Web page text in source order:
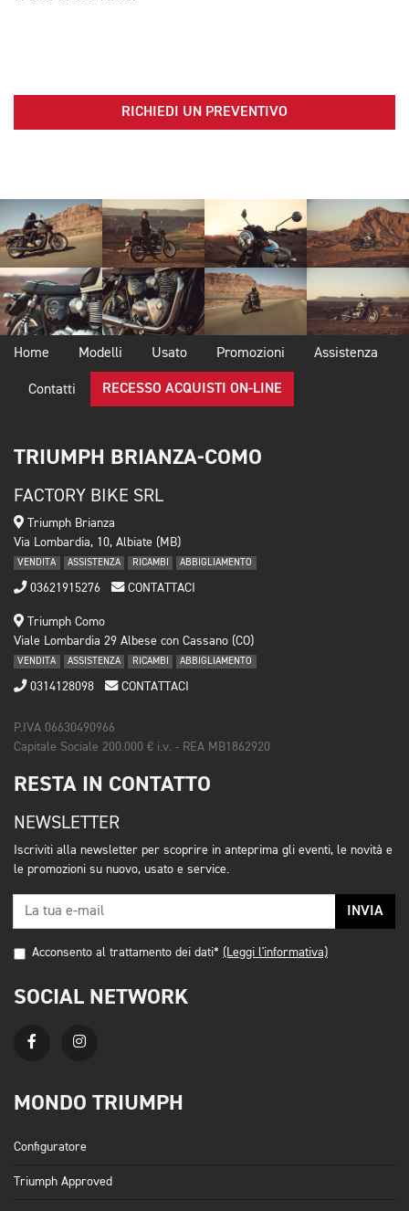
RICHIEDI UN PREVENTIVO
Home Modelli Usato Promozioni Assistenza
Contatti RECESSO ACQUISTI ON-LINE
TRIUMPH BRIANZA-COMO
FACTORY BIKE SRL
Triumph Brianza
Via Lombardia, 10, Albiate (MB)
VENDITA ASSISTENZA RICAMBI ABBIGLIAMENTO
03621915276 CONTATTACI
Triumph Como
Viale Lombardia 29 Albese con Cassano (CO)
VENDITA ASSISTENZA RICAMBI ABBIGLIAMENTO
0314128098 CONTATTACI
P.IVA 06630490966
Capitale Sociale 200.000 € i.v. - REA MB1862920
RESTA IN CONTATTO
NEWSLETTER
Iscriviti alla newsletter per scoprire in anteprima gli eventi, le novità e
le promozioni su nuovo, usato e service.
INVIA
Acconsento al trattamento dei dati* (Leggi l'informativa)
SOCIAL NETWORK
MONDO TRIUMPH
Configuratore
Triumph Approved